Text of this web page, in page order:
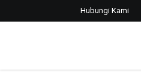
Hubungi Kami